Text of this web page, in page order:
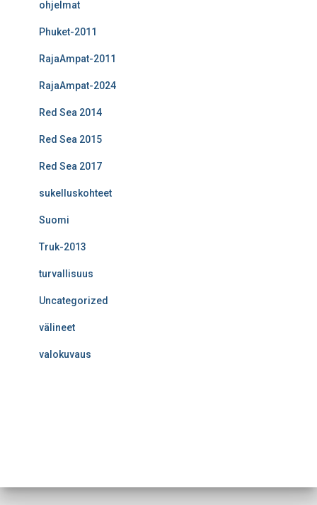
ohjelmat
Phuket-2011
RajaAmpat-2011
RajaAmpat-2024
Red Sea 2014
Red Sea 2015
Red Sea 2017
sukelluskohteet
Suomi
Truk-2013
turvallisuus
Uncategorized
välineet
valokuvaus